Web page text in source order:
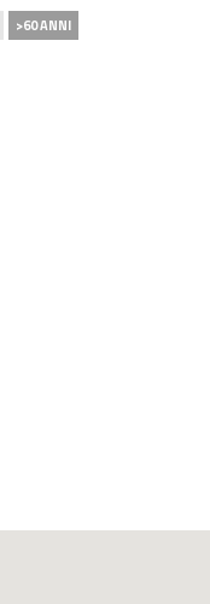
>60 ANNI